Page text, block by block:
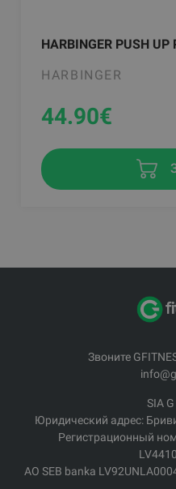
HARBINGER PUSH UP
HARBINGER
44.90€
Звоните
SIA
Юридический адрес:
Регистрационный
АО SEB banka